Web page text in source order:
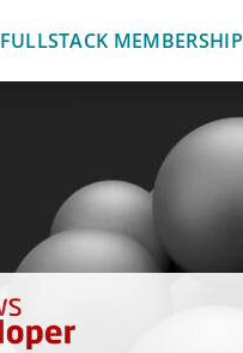
FULLSTACK MEMBERSHIP